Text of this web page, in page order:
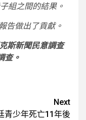
組之間的結果。
告做出了貢獻。
斯新聞民意調查
查。
Next
青少年死亡11年後